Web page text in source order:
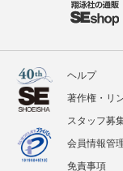
ヘルプ
著作権・リ
スタッフ募
会員情報管
免責事項